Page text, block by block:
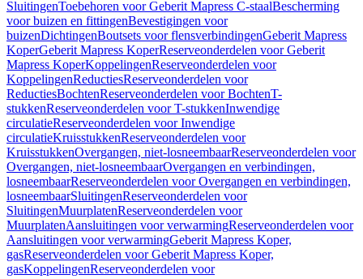
SluitingenToebehoren voor Geberit Mapress C-staalBescherming
voor buizen en fittingenBevestigingen voor
buizenDichtingenBoutsets voor flensverbindingenGeberit Mapress
KoperGeberit Mapress KoperReserveonderdelen voor Geberit
Mapress KoperKoppelingenReserveonderdelen voor
KoppelingenReductiesReserveonderdelen voor
ReductiesBochtenReserveonderdelen voor BochtenT-
stukkenReserveonderdelen voor T-stukkenInwendige
circulatieReserveonderdelen voor Inwendige
circulatieKruisstukkenReserveonderdelen voor
KruisstukkenOvergangen, niet-losneembaarReserveonderdelen voor
Overgangen, niet-losneembaarOvergangen en verbindingen,
losneembaarReserveonderdelen voor Overgangen en verbindingen,
losneembaarSluitingenReserveonderdelen voor
SluitingenMuurplatenReserveonderdelen voor
MuurplatenAansluitingen voor verwarmingReserveonderdelen voor
Aansluitingen voor verwarmingGeberit Mapress Koper,
gasReserveonderdelen voor Geberit Mapress Koper,
gasKoppelingenReserveonderdelen voor